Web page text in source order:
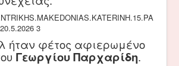
ήταν φέτος αφιερωμένο
Γεωργίου Παρχαρίδη.